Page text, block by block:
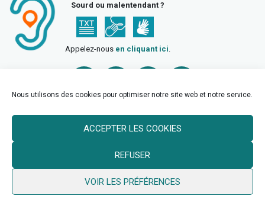
Nous utilisons des cookies pour optimiser notre site web et notre service.
ACCEPTER LES COOKIES
REFUSER
VOIR LES PRÉFÉRENCES
Sourd ou malentendant ?
Appelez-nous en cliquant ici.
© 2026 Ville de Billy Berclau —neoweb.fr